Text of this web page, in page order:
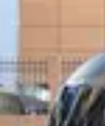
Moda Hombre